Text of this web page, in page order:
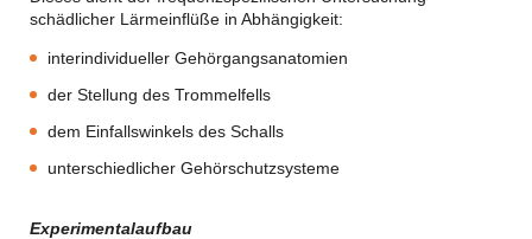
schädlicher Lärmeinflüße in Abhängigkeit:
interindividueller Gehörgangsanatomien
der Stellung des Trommelfells
dem Einfallswinkels des Schalls
unterschiedlicher Gehörschutzsysteme
Experimentalaufbau